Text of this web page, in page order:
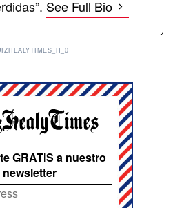
See Full Bio
GRATIS a nuestro
newsletter